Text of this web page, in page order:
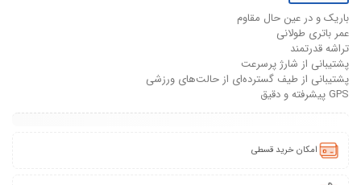
باریک و در عین حال مقاوم
عمر باتری طولانی
تراشه قدرتمند
پشتیبانی از شارژ پرسرعت
پشتیبانی از طیف گسترده‌ای از حالت‌های ورزشی
GPS پیشرفته و دقیق
امکان خرید قسطی